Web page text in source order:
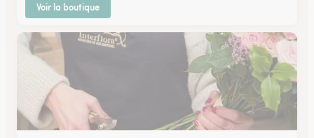
Voir la boutique